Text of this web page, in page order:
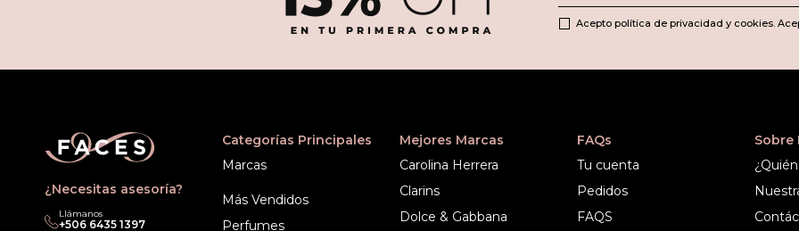
Acepto política de privacidad y cookies.
¿Necesitas asesoría?
Llámanos
+506 6435 1397
Categorías Principales
Marcas
Más Vendidos
Perfumes
Mejores Marcas
Carolina Herrera
Clarins
Dolce & Gabbana
FAQs
Tu cuenta
Pedidos
FAQS
Sobre